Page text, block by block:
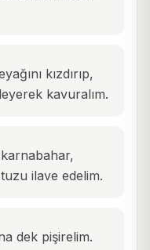
kızdırıp,
kavuralım.
karnabahar,
ilave edelim.
dek pişirelim.